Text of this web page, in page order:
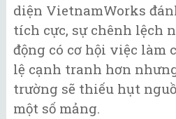
diện VietnamWorks
tích cực, sự chênh lệch
động có cơ hội việc làm
lệ cạnh tranh hơn
trường sẽ thiếu hụt
một số mảng.